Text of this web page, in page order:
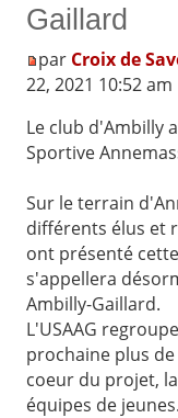
Gaillard
par Croix de
22, 2021 10:52 am
Le club d'Ambilly
Sportive
Sur le terrain
différents élus et
ont présenté
s'appellera
Ambilly-Gaillard.
L'USAAG
prochaine plus de
coeur du projet,
équipes de jeunes.